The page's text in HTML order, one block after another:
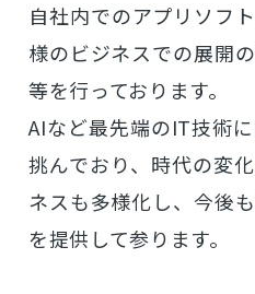
自社内でのアプリソフ
様のビジネスでの展開
等を行っております。
AIなど最先端のIT技術
挑んでおり、時代の変
ネスも多様化し、 今後
を提供して参ります。